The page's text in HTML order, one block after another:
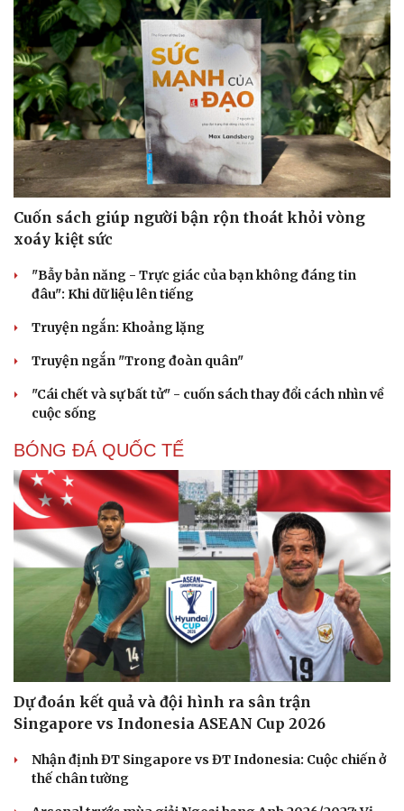
Du lịch
Tư vấn
check-in
Podcast
Câu chuyện thời sự
Cửa sổ tình yêu
Hạt giống tâm hồn
Cuốn sách giúp người bận rộn thoát khỏi vòng
xoáy kiệt sức
"Bẫy bản năng - Trực giác của bạn không đáng tin
đâu": Khi dữ liệu lên tiếng
Truyện ngắn: Khoảng lặng
Truyện ngắn "Trong đoàn quân"
"Cái chết và sự bất tử" - cuốn sách thay đổi cách nhìn về
cuộc sống
BÓNG ĐÁ QUỐC TẾ
Dự đoán kết quả và đội hình ra sân trận
Singapore vs Indonesia ASEAN Cup 2026
Nhận định ĐT Singapore vs ĐT Indonesia: Cuộc chiến ở
thế chân tường